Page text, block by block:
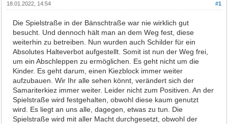
#1
18.01.2022, 14:54
Die Spielstraße in der Bänschtraße war nie wirklich gut
besucht. Und dennoch hält man an dem Weg fest, diese
weiterhin zu betreiben. Nun wurden auch Schilder für ein
Absolutes Halteverbot aufgestellt. Somit ist nun der Weg frei,
um ein Abschleppen zu ermöglichen. Es geht nicht um die
Kinder. Es geht darum, einen Kiezblock immer weiter
aufzubauen. Wir Ihr alle sehen könnt, verändert sich der
Samariterkiez immer weiter. Leider nicht zum Positiven. An der
Spielstraße wird festgehalten, obwohl diese kaum genutzt
wird. Es liegt an uns alle, dagegen, etwas zu tun. Die
Spielstraße wird mit aller Macht durchgesetzt, obwohl der